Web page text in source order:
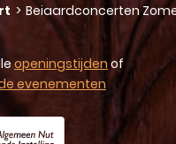
> Beiaardconcerten
openingstijden of
evenementen